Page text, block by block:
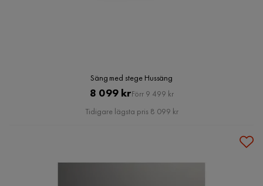
Säng med stege Hussäng
Pris
8 099 krOriginal
Pris
Förr 9 499 kr
Tidigare lägsta pris 8 099 kr